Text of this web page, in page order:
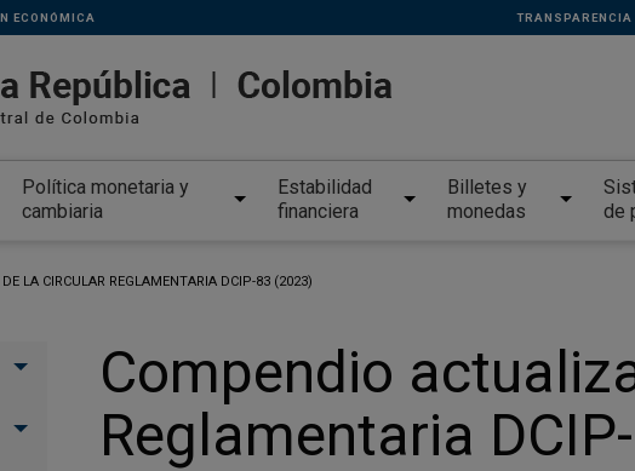
ECONÓMICA TRANSPARENCIA
Política monetaria y
cambiaria
Estabilidad
financiera
Billetes y
monedas
de
LA CIRCULAR REGLAMENTARIA DCIP-83 (2023)
Compendio
Reglamentaria